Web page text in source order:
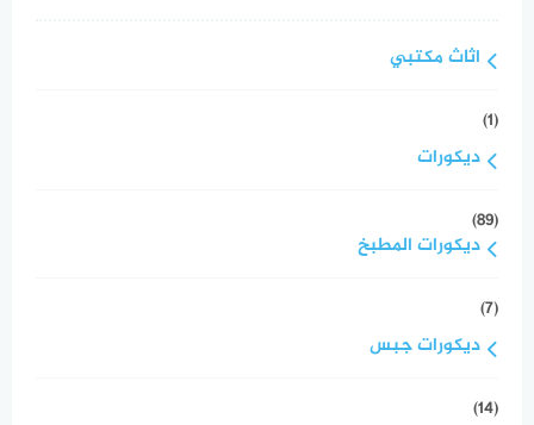
اثاث مكتبي
(1)
ديكورات
(89)
ديكورات المطبخ
(7)
ديكورات جبس
(14)